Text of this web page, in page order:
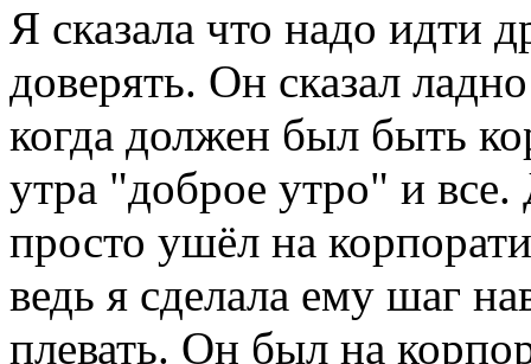
Я сказала что надо идти
доверять. Он сказал
когда должен был быть
утра "доброе утро" и все.
просто ушёл на
ведь я сделала ему шаг
плевать. Он был на